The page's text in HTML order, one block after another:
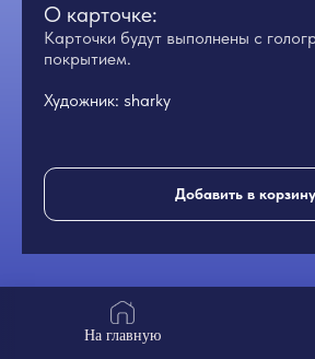
О карточке:
Карточки будут выполнены с
покрытием.
Художник: sharky
Добавить в корзину
На главную